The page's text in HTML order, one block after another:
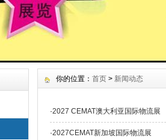
你的位置： 首页 > 新闻动态
·2027 CEMAT澳大利亚国际物流展
·2027CEMAT新加坡国际物流展